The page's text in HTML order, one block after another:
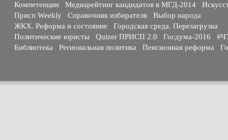
Компетенции
Медиарейтинг кандидатов в МГД-2014
Присп Weekly
Справочник избирателя
Выбор народа
ЖКХ. Реформа и состояние
Городская среда. Перезагрузка
Политические юристы
Quizer ПРИСП 2.0 Госдума-2016
Библиотека
Региональная политика Пенсионная реформа